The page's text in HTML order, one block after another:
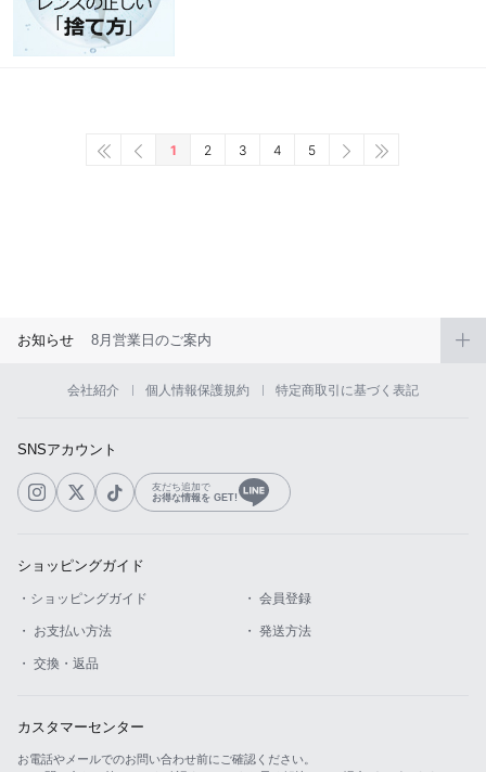
1 2 3 4 5
お知らせ 8月営業日のご案内
会社紹介 個人情報保護規約 特定商取引に基づく表記
SNSアカウント
友だち追加で
お得な情報を GET!
ショッピングガイド
・ショッピングガイド ・ 会員登録
・ お支払い方法 ・ 発送方法
・ 交換・返品
カスタマーセンター
お電話やメールでのお問い合わせ前にご確認ください。